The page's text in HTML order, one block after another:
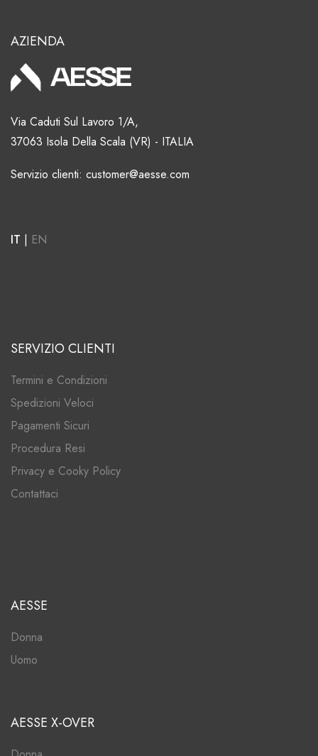
AZIENDA
Via Caduti Sul Lavoro 1/A,
37063 Isola Della Scala (VR) - ITALIA
Servizio clienti: customer@aesse.com
IT | EN
SERVIZIO CLIENTI
Termini e Condizioni
Spedizioni Veloci
Pagamenti Sicuri
Procedura Resi
Privacy e Cooky Policy
Contattaci
AESSE
Donna
Uomo
AESSE X-OVER